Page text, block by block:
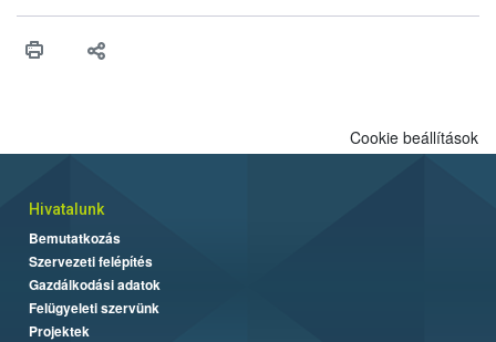
érésű szőlőkben is legyen lehetőség a károsító elleni további
felhasználók számára is elérhető és ökológiai termesztésben is
Cookie beállítások
Hivatalunk
Bemutatkozás
Szervezeti felépítés
Gazdálkodási adatok
Felügyeleti szervünk
Projektek